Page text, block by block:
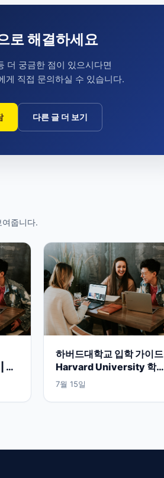
로 해결하세요
더 궁금한 점이 있으시다면
게 직접 문의하실 수 있습니다.
다른 글 더 보기
줍니다.
미
하버드대학교 입학 가이드 |
Harvard University 학부
지원과 캠퍼스 정보
7월 15일